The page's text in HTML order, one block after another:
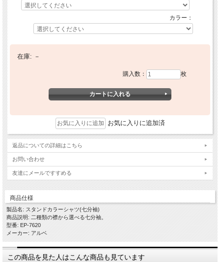
カラー：
在庫: －
購入数： 枚
お気に入りに追加済
返品についての詳細はこちら
お問い合わせ
友達にメールですすめる
商品仕様
製品名: スタンドカラーシャツ(七分袖)
商品説明: 二種類の襟から選べる七分袖。
型番: EP-7620
メーカー: アルベ
この商品を見た人はこんな商品も見ています